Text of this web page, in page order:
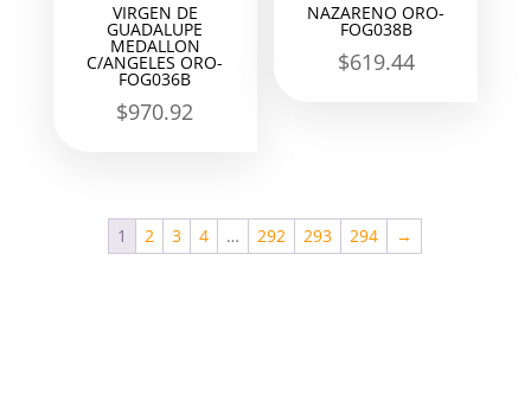
VIRGEN DE
GUADALUPE
MEDALLON
C/ANGELES ORO-
FOG036B
$970.92
NAZARENO ORO-
FOG038B
$619.44
1 2 3 4 … 292 293 294 →